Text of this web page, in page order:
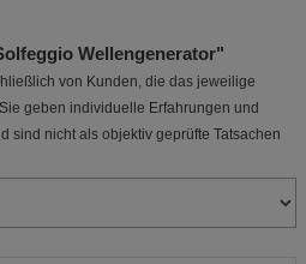
Wellengenerator"
von Kunden, die das jeweilige
geben individuelle Erfahrungen und
sind nicht als objektiv geprüfte Tatsachen